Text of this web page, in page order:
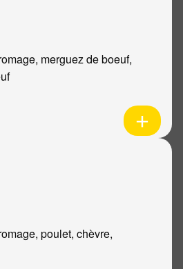
merguez de boeuf,
poulet, chèvre,